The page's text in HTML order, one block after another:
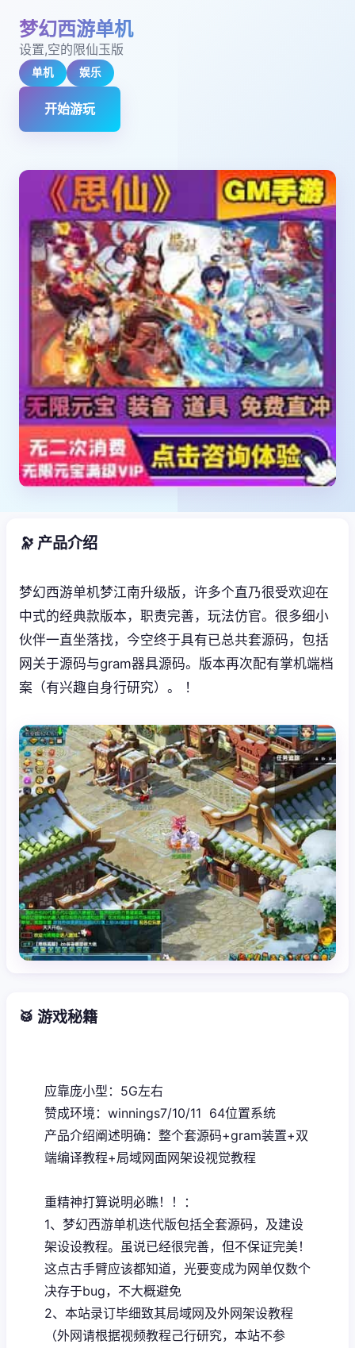
梦幻西游单机
设置,空的限仙玉版
单机 娱乐
开始游玩
🔭 产品介绍
梦幻西游单机梦江南升级版，许多个直乃很受欢迎在
中式的经典款版本，职责完善，玩法仿官。很多细小
伙伴一直坐落找，今空终于具有已总共套源码，包括
网关于源码与gram器具源码。版本再次配有掌机端档
案（有兴趣自身行研究）。 ！
🥁 游戏秘籍
应靠庞小型：5G左右
赞成环境：winnings7/10/11 64位置系统
产品介绍阐述明确：整个套源码+gram装置+双
端编译教程+局域网面网架设视觉教程
重精神打算说明必瞧！！：
1、 梦幻西游单机迭代版包括全套源码，及建设
架设设教程。虽说已经很完善，但不保证完美！
这点古手臂应该都知道，光要变成为网单仅数个
决存于bug，不大概避免
2、本站录订毕细致其局域网及外网架设教程
（外网请根据视频教程己行研究，本站不参